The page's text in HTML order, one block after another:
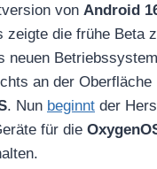
von Android
zeigte die frühe Beta
neuen
an der Oberfläche
. Nun beginnt der
für die